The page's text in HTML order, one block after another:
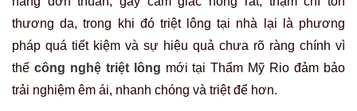
thương da, trong khi đó triệt lông tại nhà lại là phương
pháp quá tiết kiệm và sự hiệu quả chưa rõ ràng chính vì
thế công nghệ triệt lông mới tại Thẩm Mỹ Rio đảm bảo
trải nghiệm êm ái, nhanh chóng và triệt để hơn.